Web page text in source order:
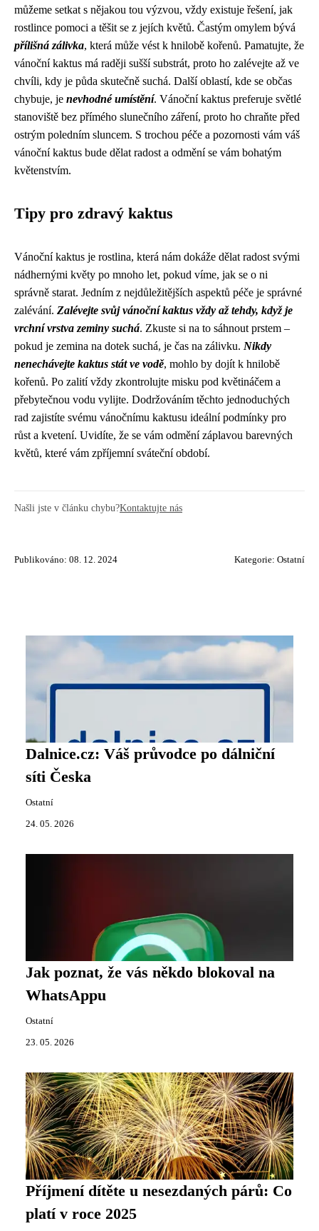
můžeme setkat s nějakou tou výzvou, vždy existuje řešení, jak
rostlince pomoci a těšit se z jejích květů. Častým omylem bývá
přílišná zálivka, která může vést k hnilobě kořenů. Pamatujte, že
vánoční kaktus má raději sušší substrát, proto ho zalévejte až ve
chvíli, kdy je půda skutečně suchá. Další oblastí, kde se občas
chybuje, je nevhodné umístění. Vánoční kaktus preferuje světlé
stanoviště bez přímého slunečního záření, proto ho chraňte před
ostrým poledním sluncem. S trochou péče a pozornosti vám váš
vánoční kaktus bude dělat radost a odmění se vám bohatým
květenstvím.
Tipy pro zdravý kaktus
Vánoční kaktus je rostlina, která nám dokáže dělat radost svými
nádhernými květy po mnoho let, pokud víme, jak se o ni
správně starat. Jedním z nejdůležitějších aspektů péče je správné
zalévání. Zalévejte svůj vánoční kaktus vždy až tehdy, když je
vrchní vrstva zeminy suchá. Zkuste si na to sáhnout prstem –
pokud je zemina na dotek suchá, je čas na zálivku. Nikdy
nenechávejte kaktus stát ve vodě, mohlo by dojít k hnilobě
kořenů. Po zalití vždy zkontrolujte misku pod květináčem a
přebytečnou vodu vylijte. Dodržováním těchto jednoduchých
rad zajistíte svému vánočnímu kaktusu ideální podmínky pro
růst a kvetení. Uvidíte, že se vám odmění záplavou barevných
květů, které vám zpříjemní sváteční období.
Našli jste v článku chybu?Kontaktujte nás
Publikováno: 08. 12. 2024 Kategorie: Ostatní
Dalnice.cz: Váš průvodce po dálniční
síti Česka
Ostatní
24. 05. 2026
Jak poznat, že vás někdo blokoval na
WhatsAppu
Ostatní
23. 05. 2026
Příjmení dítěte u nesezdaných párů: Co
platí v roce 2025